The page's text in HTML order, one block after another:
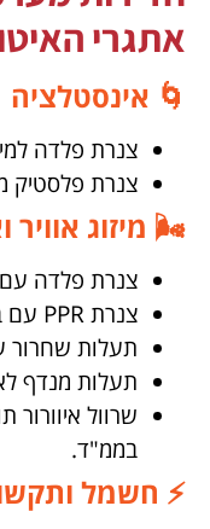
אתגרי
🌀 אינסטלציה
צנרת פלדה
צנרת פלסטיק
🌬️ מיזוג אוויר
צנרת פלדה עם
צנרת PPR עם בידוד.
תעלות שחרור
תעלות מנדף
שרוול
בממ"ד.
⚡ חשמל